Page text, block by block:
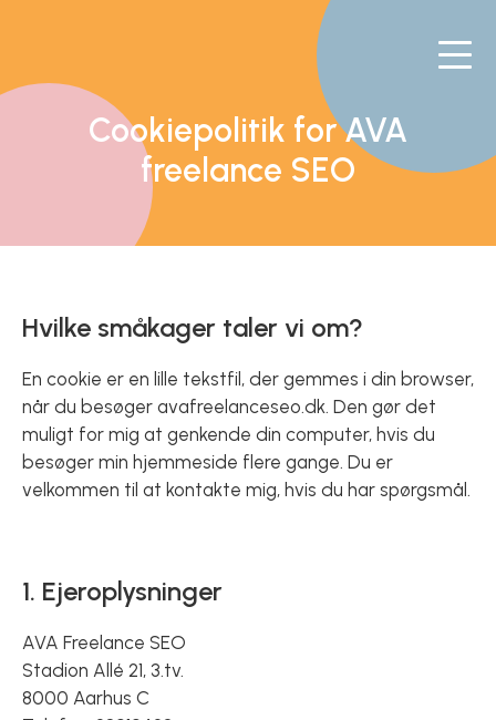
Cookiepolitik for AVA
freelance SEO
Hvilke småkager taler vi om?
En cookie er en lille tekstfil, der gemmes i din browser,
når du besøger avafreelanceseo.dk. Den gør det
muligt for mig at genkende din computer, hvis du
besøger min hjemmeside flere gange. Du er
velkommen til at kontakte mig, hvis du har spørgsmål.
1. Ejeroplysninger
AVA Freelance SEO
Stadion Allé 21, 3.tv.
8000 Aarhus C